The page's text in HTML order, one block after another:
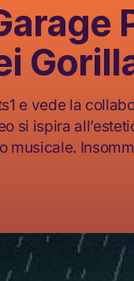
e vede la
si ispira
musicale.